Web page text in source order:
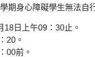
期身心障礙學生無法自
18 日上午09 ： 30止。
： 20 。
： 00前。